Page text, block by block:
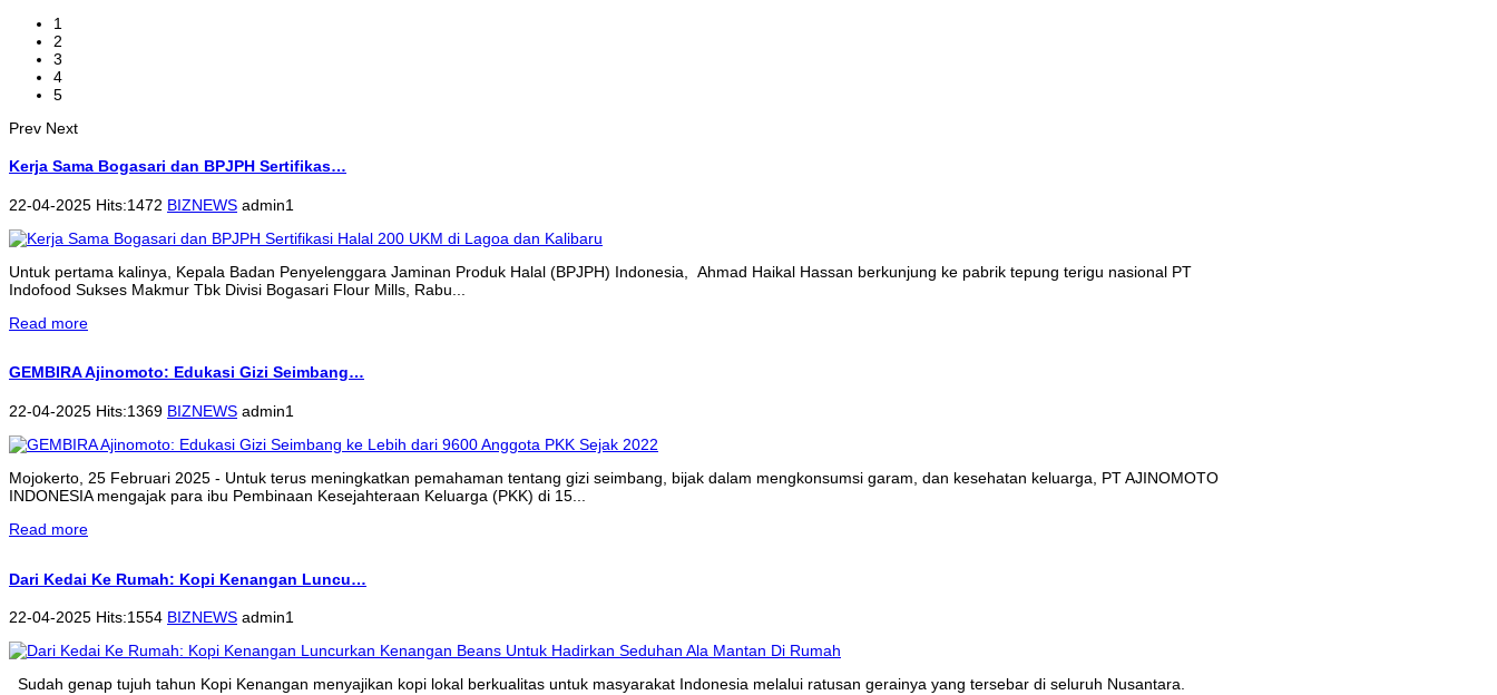
1
2
3
4
5
Prev Next
Kerja Sama Bogasari dan BPJPH Sertifikas…
22-04-2025 Hits:1472 BIZNEWS admin1
Untuk pertama kalinya, Kepala Badan Penyelenggara Jaminan Produk Halal (BPJPH) Indonesia, Ahmad Haikal Hassan berkunjung ke pabrik tepung terigu nasional PT
Indofood Sukses Makmur Tbk Divisi Bogasari Flour Mills, Rabu...
Read more
GEMBIRA Ajinomoto: Edukasi Gizi Seimbang…
22-04-2025 Hits:1369 BIZNEWS admin1
Mojokerto, 25 Februari 2025 - Untuk terus meningkatkan pemahaman tentang gizi seimbang, bijak dalam mengkonsumsi garam, dan kesehatan keluarga, PT AJINOMOTO
INDONESIA mengajak para ibu Pembinaan Kesejahteraan Keluarga (PKK) di 15...
Read more
Dari Kedai Ke Rumah: Kopi Kenangan Luncu…
22-04-2025 Hits:1554 BIZNEWS admin1
Sudah genap tujuh tahun Kopi Kenangan menyajikan kopi lokal berkualitas untuk masyarakat Indonesia melalui ratusan gerainya yang tersebar di seluruh Nusantara.